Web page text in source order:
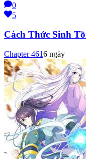
0
5
Cách Thức Sinh
Chapter4616 ngày